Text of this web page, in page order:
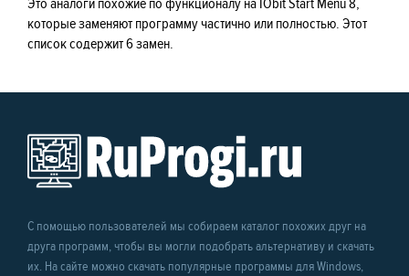
Это аналоги похожие по функционалу на IObit Start Menu 8,
которые заменяют программу частично или полностью. Этот
список содержит 6 замен.
С помощью пользователей мы собираем каталог похожих друг на
друга программ, чтобы вы могли подобрать альтернативу и скачать
их. На сайте можно скачать популярные программы для Windows,